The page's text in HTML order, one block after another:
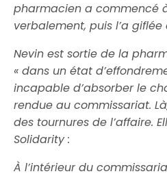
pharmacien a commencé
verbalement, puis l’a giflée
Nevin est sortie de la
« dans un état
incapable d’absorber le
rendue au commissariat.
des tournures de l’affaire.
Solidarity :
À l’intérieur du